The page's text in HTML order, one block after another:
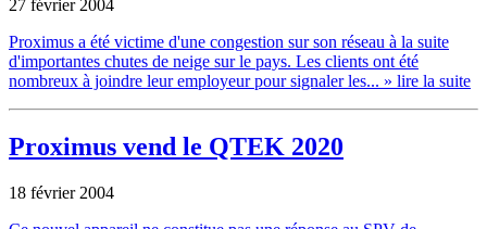
27 février 2004
Proximus a été victime d'une congestion sur son réseau à la suite
d'importantes chutes de neige sur le pays. Les clients ont été
nombreux à joindre leur employeur pour signaler les... » lire la suite
Proximus vend le QTEK 2020
18 février 2004